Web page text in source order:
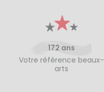
172 ans
Votre référence beaux-
arts